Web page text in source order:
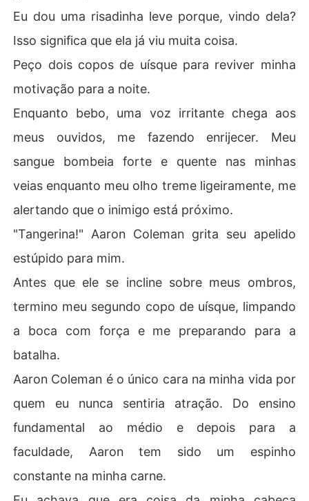
Eu dou uma risadinha leve porque, vindo dela?
Isso significa que ela já viu muita coisa.
Peço dois copos de uísque para reviver minha
motivação para a noite.
Enquanto bebo, uma voz irritante chega aos
meus ouvidos, me fazendo enrijecer. Meu
sangue bombeia forte e quente nas minhas
veias enquanto meu olho treme ligeiramente, me
alertando que o inimigo está próximo.
"Tangerina!" Aaron Coleman grita seu apelido
estúpido para mim.
Antes que ele se incline sobre meus ombros,
termino meu segundo copo de uísque, limpando
a boca com força e me preparando para a
batalha.
Aaron Coleman é o único cara na minha vida por
quem eu nunca sentiria atração. Do ensino
fundamental ao médio e depois para a
faculdade, Aaron tem sido um espinho
constante na minha carne.